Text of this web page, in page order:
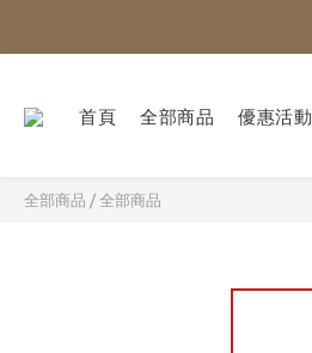
首頁 全部商品 優惠活動
全部商品 / 全部商品